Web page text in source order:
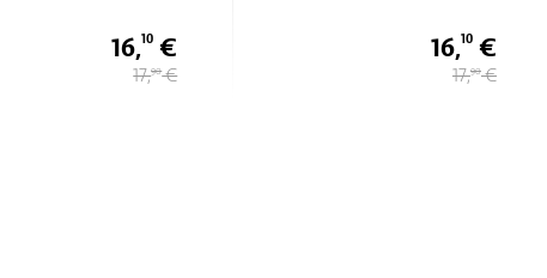
16,10 €
17,90€
16,10€
17,90€